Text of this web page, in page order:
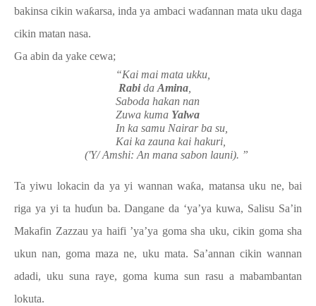
bakinsa cikin waƙarsa, inda ya ambaci waɗannan mata uku daga
cikin matan nasa.
Ga abin da yake cewa;
“Kai mai mata ukku,
Rabida Amina
Saboda hakan nan
Zuwa kuma Yalwa
In ka samu Nairar ba su,
Kai ka zauna kai hakuri,
('Y/ Amshi: An mana sabon launi). ”
Ta yiwu lokacin da ya yi wannan waƙa, matansa uku ne, bai
riga ya yi ta huɗun ba. Dangane da ‘ya’ya kuwa, Salisu Sa’in
Makafin Zazzau ya haifi ’ya’ya goma sha uku, cikin goma sha
ukun nan, goma maza ne, uku mata. Sa’annan cikin wannan
adadi, uku suna raye, goma kuma sun rasu a mabambantan
lokuta.